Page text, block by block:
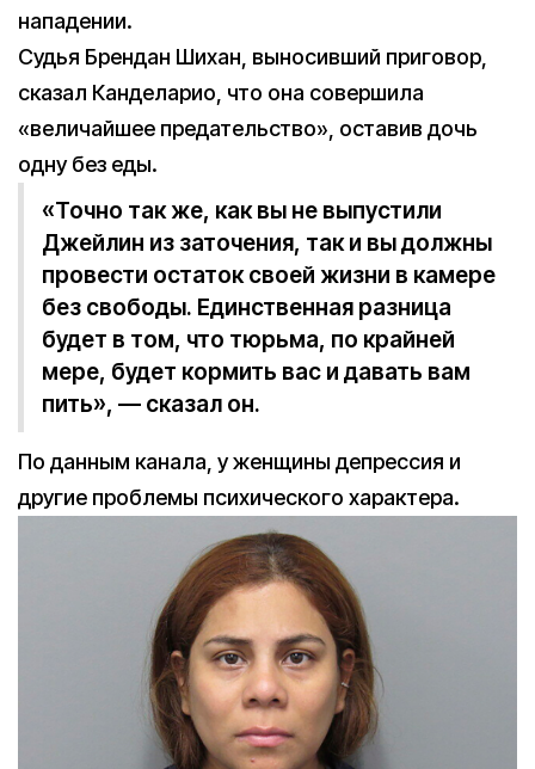
нападении.
Судья Брендан Шихан, выносивший приговор,
сказал Канделарио, что она совершила
«величайшее предательство», оставив дочь
одну без еды.
«Точно так же, как вы не выпустили
Джейлин из заточения, так и вы должны
провести остаток своей жизни в камере
без свободы. Единственная разница
будет в том, что тюрьма, по крайней
мере, будет кормить вас и давать вам
пить», — сказал он.
По данным канала, у женщины депрессия и
другие проблемы психического характера.